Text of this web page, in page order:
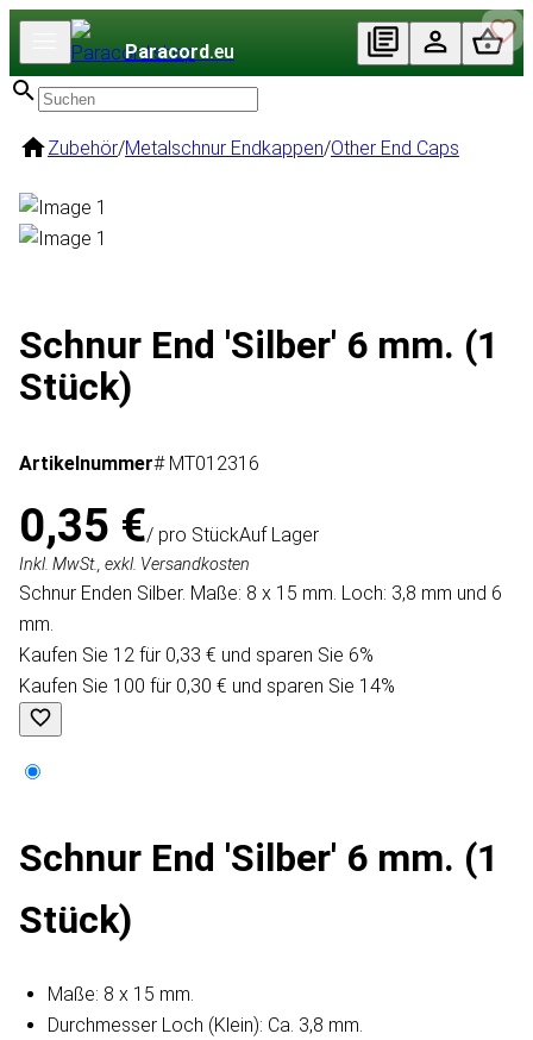
Paracord.eu
Zubehör/Metalschnur Endkappen/Other End Caps
Schnur End 'Silber' 6 mm. (1
Stück)
Artikelnummer# MT012316
0,35 €/ pro StückAuf Lager
Inkl. MwSt., exkl. Versandkosten
Schnur Enden Silber. Maße: 8 x 15 mm. Loch: 3,8 mm und 6
mm.
Kaufen Sie 12 für 0,33 € und sparen Sie 6%
Kaufen Sie 100 für 0,30 € und sparen Sie 14%
Schnur End 'Silber' 6 mm. (1
Stück)
Maße: 8 x 15 mm.
Durchmesser Loch (Klein): Ca. 3,8 mm.